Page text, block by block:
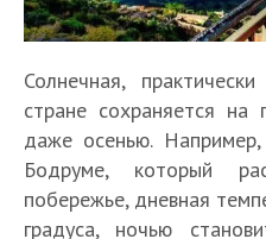
Солнечная,
стране сохраняется на
даже осенью.
Бодруме, который
побережье, дневная
градуса, ночью